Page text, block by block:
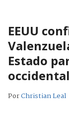
EEUU
Estado
occidental
PorChristian Leal